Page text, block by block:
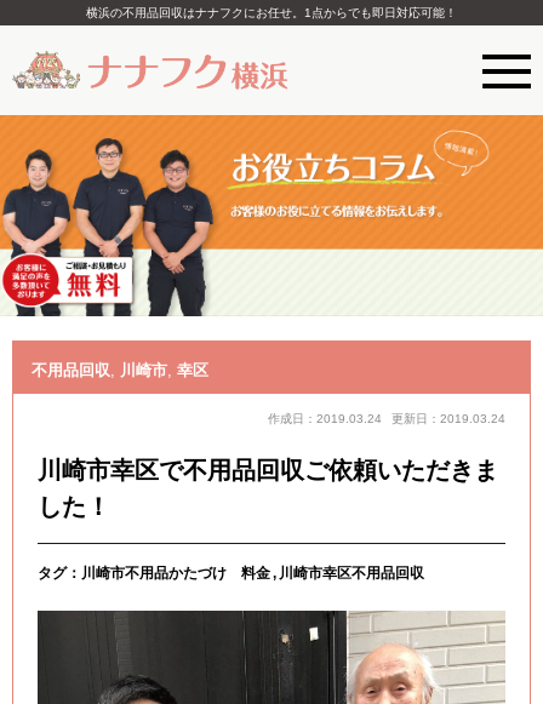
横浜の不用品回収はナナフクにお任せ。1点からでも即日対応可能！
不用品回収, 川崎市, 幸区
作成日：2019.03.24 更新日：2019.03.24
川崎市幸区で不用品回収ご依頼いただきま
した！
タグ： 川崎市不用品かたづけ 料金 川崎市幸区不用品回収